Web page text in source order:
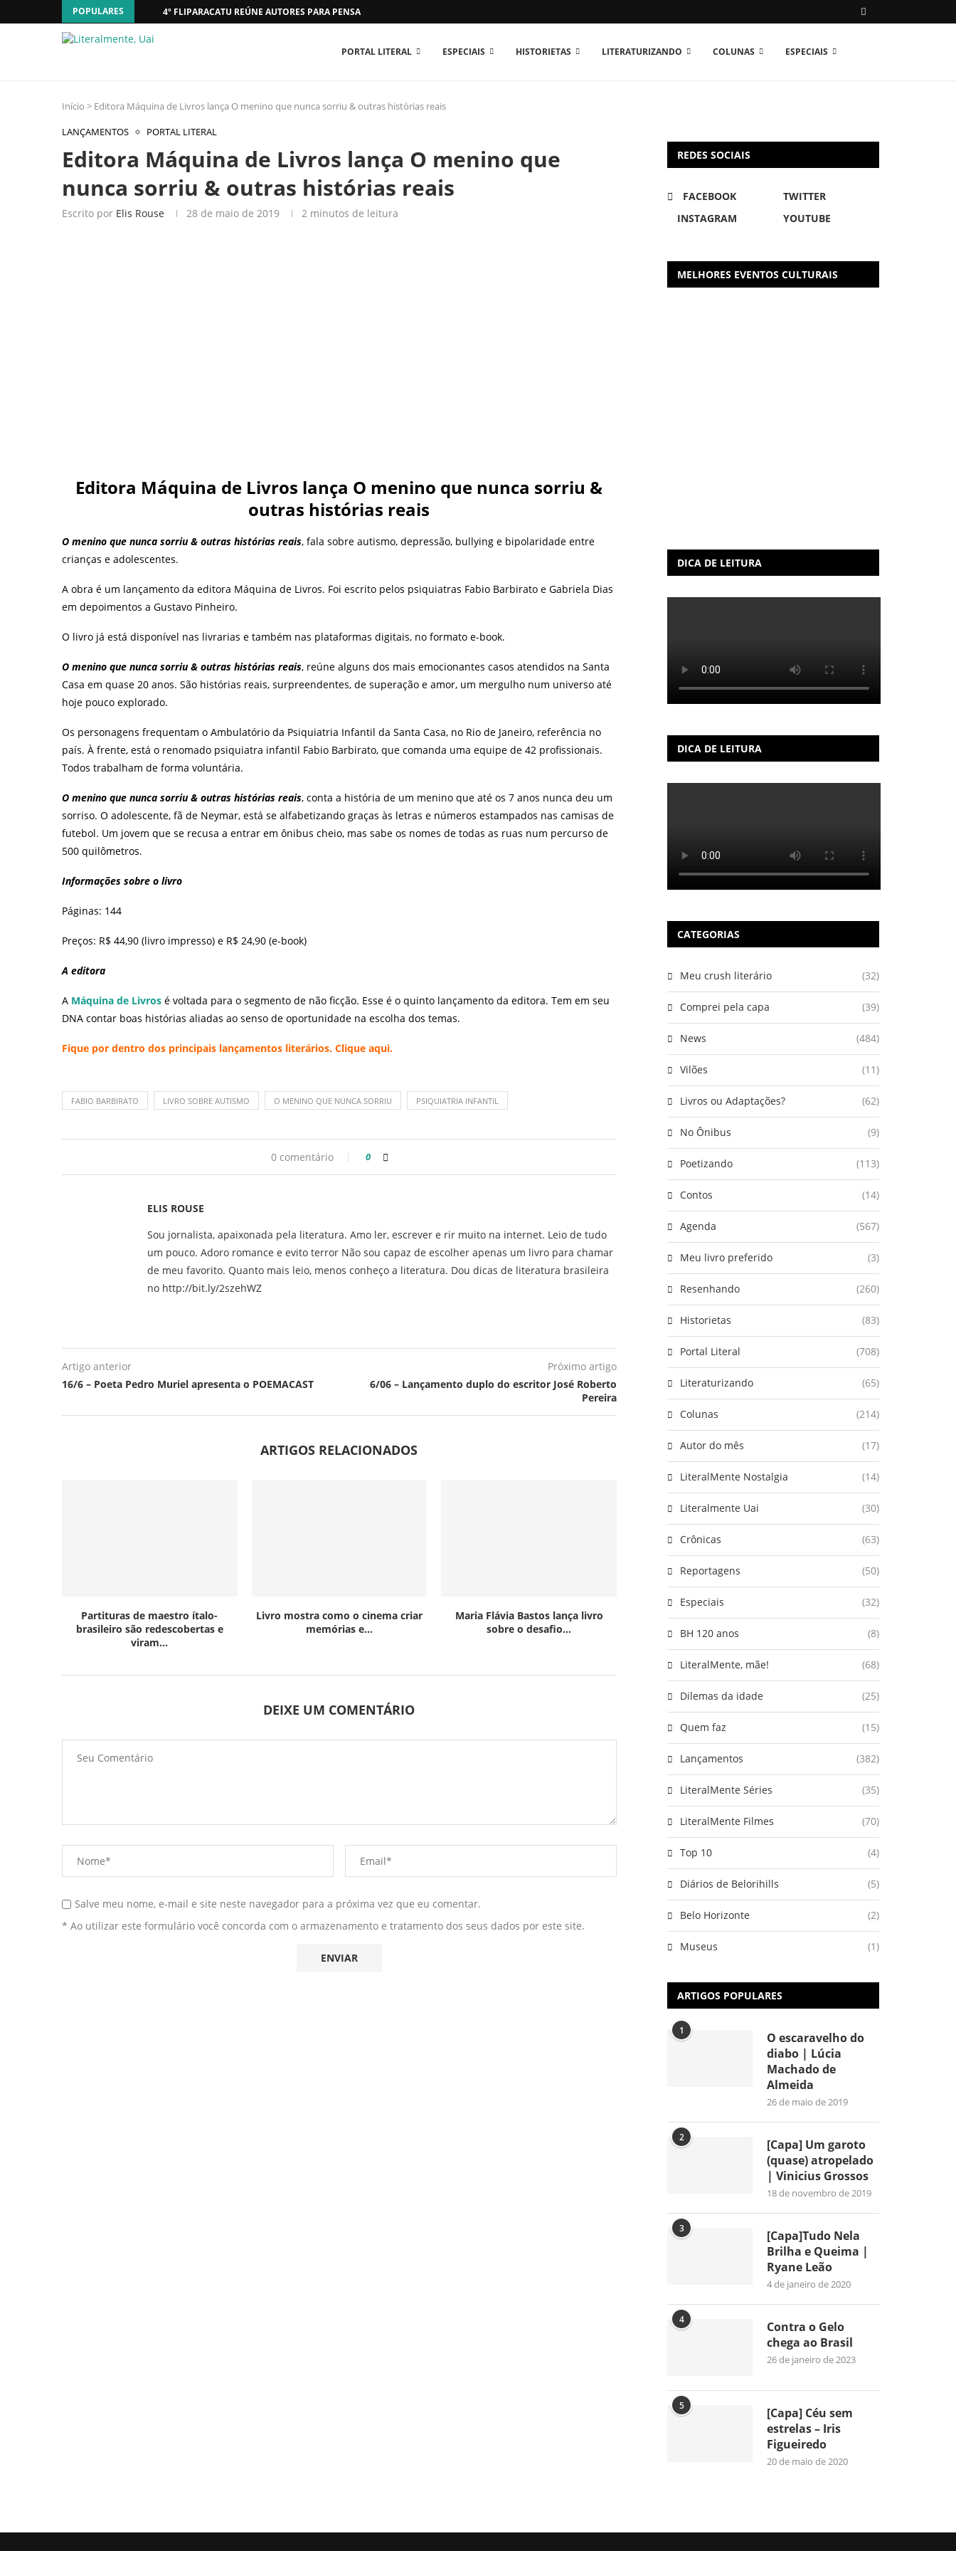
POPULARES 4º FLIPARACATU REÚNE AUTORES PARA PENSAR O MUNDO...
PORTAL LITERAL ESPECIAIS HISTORIETAS LITERATURIZANDO COLUNAS ESPECIAIS
Início > Editora Máquina de Livros lança O menino que nunca sorriu & outras histórias reais
LANÇAMENTOS
PORTAL LITERAL
Editora Máquina de Livros lança O menino que
nunca sorriu & outras histórias reais
Escrito por Elis Rouse 28 de maio de 2019 2 minutos de leitura
Editora Máquina de Livros lança O menino que nunca sorriu &
outras histórias reais
O menino que nunca sorriu & outras histórias reais, fala sobre autismo, depressão, bullying e bipolaridade entre
crianças e adolescentes.
A obra é um lançamento da editora Máquina de Livros. Foi escrito pelos psiquiatras Fabio Barbirato e Gabriela Dias
em depoimentos a Gustavo Pinheiro.
O livro já está disponível nas livrarias e também nas plataformas digitais, no formato e-book.
O menino que nunca sorriu & outras histórias reais, reúne alguns dos mais emocionantes casos atendidos na Santa
Casa em quase 20 anos. São histórias reais, surpreendentes, de superação e amor, um mergulho num universo até
hoje pouco explorado.
Os personagens frequentam o Ambulatório da Psiquiatria Infantil da Santa Casa, no Rio de Janeiro, referência no
país. À frente, está o renomado psiquiatra infantil Fabio Barbirato, que comanda uma equipe de 42 profissionais.
Todos trabalham de forma voluntária.
O menino que nunca sorriu & outras histórias reais, conta a história de um menino que até os 7 anos nunca deu um
sorriso. O adolescente, fã de Neymar, está se alfabetizando graças às letras e números estampados nas camisas de
futebol. Um jovem que se recusa a entrar em ônibus cheio, mas sabe os nomes de todas as ruas num percurso de
500 quilômetros.
Informações sobre o livro
Páginas: 144
Preços: R$ 44,90 (livro impresso) e R$ 24,90 (e-book)
A editora
A Máquina de Livros é voltada para o segmento de não ficção. Esse é o quinto lançamento da editora. Tem em seu
DNA contar boas histórias aliadas ao senso de oportunidade na escolha dos temas.
Fique por dentro dos principais lançamentos literários. Clique aqui.
FABIO BARBIRATO LIVRO SOBRE AUTISMO O MENINO QUE NUNCA SORRIU PSIQUIATRIA INFANTIL
0 comentário 0
ELIS ROUSE
Sou jornalista, apaixonada pela literatura. Amo ler, escrever e rir muito na internet. Leio de tudo
um pouco. Adoro romance e evito terror Não sou capaz de escolher apenas um livro para chamar
de meu favorito. Quanto mais leio, menos conheço a literatura. Dou dicas de literatura brasileira
no http://bit.ly/2szehWZ
Artigo anterior
16/6 – Poeta Pedro Muriel apresenta o POEMACAST
Próximo artigo
6/06 – Lançamento duplo do escritor José Roberto
Pereira
ARTIGOS RELACIONADOS
Partituras de maestro ítalo-
brasileiro são redescobertas e
viram...
Livro mostra como o cinema criar
memórias e...
Maria Flávia Bastos lança livro
sobre o desafio...
DEIXE UM COMENTÁRIO
Salve meu nome, e-mail e site neste navegador para a próxima vez que eu comentar.
* Ao utilizar este formulário você concorda com o armazenamento e tratamento dos seus dados por este site.
REDES SOCIAIS
FACEBOOK
TWITTER
INSTAGRAM
YOUTUBE
MELHORES EVENTOS CULTURAIS
DICA DE LEITURA
DICA DE LEITURA
CATEGORIAS
Meu crush literário (32)
Comprei pela capa (39)
News (484)
Vilões (11)
Livros ou Adaptações? (62)
No Ônibus (9)
Poetizando (113)
Contos (14)
Agenda (567)
Meu livro preferido (3)
Resenhando (260)
Historietas (83)
Portal Literal (708)
Literaturizando (65)
Colunas (214)
Autor do mês (17)
LiteralMente Nostalgia (14)
Literalmente Uai (30)
Crônicas (63)
Reportagens (50)
Especiais (32)
BH 120 anos (8)
LiteralMente, mãe! (68)
Dilemas da idade (25)
Quem faz (15)
Lançamentos (382)
LiteralMente Séries (35)
LiteralMente Filmes (70)
Top 10 (4)
Diários de Belorihills (5)
Belo Horizonte (2)
Museus (1)
ARTIGOS POPULARES
1
O escaravelho do
diabo | Lúcia
Machado de
Almeida
26 de maio de 2019
2
[Capa] Um garoto
(quase) atropelado
| Vinicius Grossos
18 de novembro de 2019
3
[Capa]Tudo Nela
Brilha e Queima |
Ryane Leão
4 de janeiro de 2020
4
Contra o Gelo
chega ao Brasil
26 de janeiro de 2023
5
[Capa] Céu sem
estrelas – Iris
Figueiredo
20 de maio de 2020